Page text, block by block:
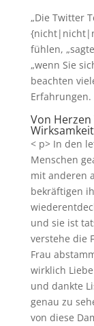
„Die Twitter
fühlen,
„wenn Sie
beachten
Erfahrungen.
Von
< p> In den
Menschen
mit anderen
bekräftigen
und sie ist
verstehe die
Frau
wirklich
und dankte
genau zu
von diese